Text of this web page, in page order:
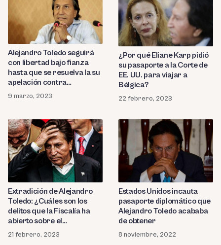
Alejandro Toledo seguirá
con libertad bajo fianza
hasta que se resuelva la su
apelación contra
extradición
9 marzo, 2023
¿Por qué Eliane Karp pidió
su pasaporte a la Corte de
EE. UU. para viajar a
Bélgica?
22 febrero, 2023
Extradición de Alejandro
Toledo: ¿Cuáles son los
delitos que la Fiscalía ha
abierto sobre el
expresidente?
21 febrero, 2023
Estados Unidos incauta
pasaporte diplomático que
Alejandro Toledo acababa
de obtener
8 noviembre, 2022